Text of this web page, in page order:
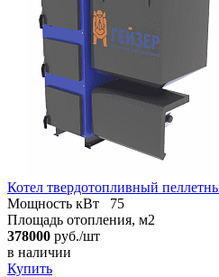
Котел твердотопливный
Мощность кВт
75
Площадь отопления, м2
378000 руб./шт
в наличии
Купить